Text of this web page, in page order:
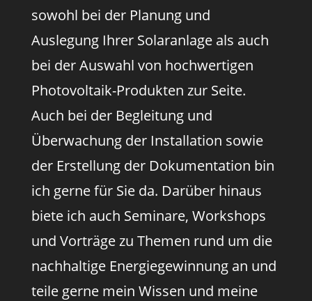
sowohl bei der Planung und
Auslegung Ihrer Solaranlage als auch
bei der Auswahl von hochwertigen
Photovoltaik-Produkten zur Seite.
Auch bei der Begleitung und
Überwachung der Installation sowie
der Erstellung der Dokumentation bin
ich gerne für Sie da. Darüber hinaus
biete ich auch Seminare, Workshops
und Vorträge zu Themen rund um die
nachhaltige Energiegewinnung an und
teile gerne mein Wissen und meine